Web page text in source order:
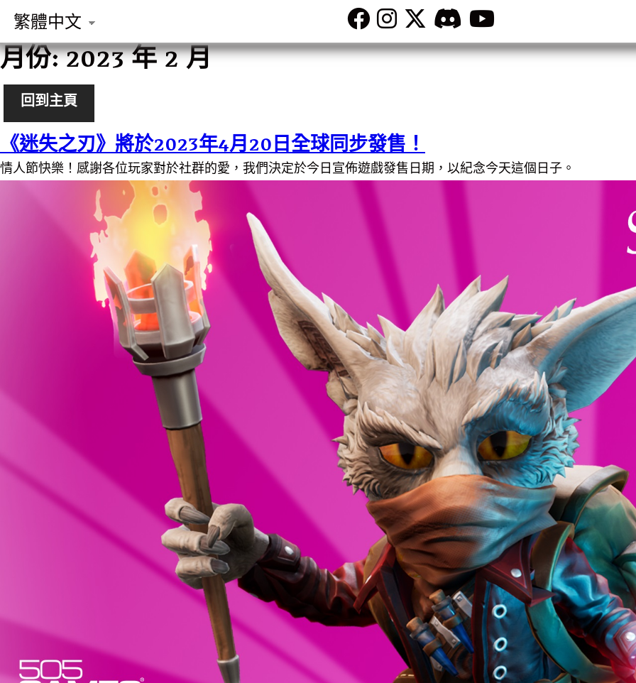
繁體中文
月份:2023 年 2 月
回到主頁
《迷失之刃》將於2023年4月20日全球同步發售！
情人節快樂！感謝各位玩家對於社群的愛，我們決定於今日宣佈遊戲發售日期，以紀念今天這個日子。